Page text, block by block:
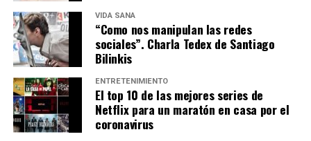
VIDA SANA
“Como nos manipulan las redes
sociales”. Charla Tedex de Santiago
Bilinkis
ENTRETENIMIENTO
El top 10 de las mejores series de
Netflix para un maratón en casa por el
coronavirus